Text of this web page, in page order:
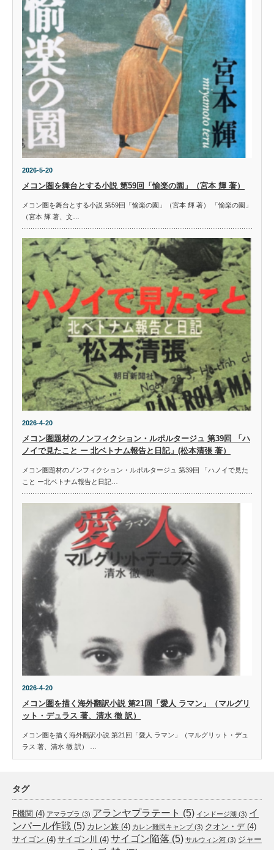
2026-5-20
メコン圏を舞台とする小説 第59回「愉楽の園」（宮本 輝 著）
メコン圏を舞台とする小説 第59回「愉楽の園」（宮本 輝 著） 「愉楽の園」
（宮本 輝 著、文…
2026-4-20
メコン圏題材のノンフィクション・ルポルタージュ 第39回 「ハ
ノイで見たこと ー 北ベトナム報告と日記」(松本清張 著）
メコン圏題材のノンフィクション・ルポルタージュ 第39回 「ハノイで見た
こと ー北ベトナム報告と日記…
2026-4-20
メコン圏を描く海外翻訳小説 第21回「愛人 ラマン」（マルグリ
ット・デュラス 著、清水 徹 訳）
メコン圏を描く海外翻訳小説 第21回「愛人 ラマン」（マルグリット・デュ
ラス 著、清水 徹 訳） …
タグ
F機関 (4) アマラプラ (3) アランヤプラテート (5) インドージ湖 (3) イ
ンパール作戦 (5) カレン族 (4) カレン難民キャンプ(3) クオン・デ(4)
サイゴン (4) サイゴン川 (4) サイゴン陥落 (5) サルウィン河 (3) ジャー